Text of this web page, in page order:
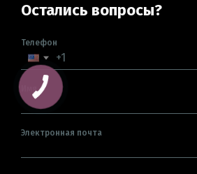
Остались вопросы?
Телефон
Имя
Электронная почта